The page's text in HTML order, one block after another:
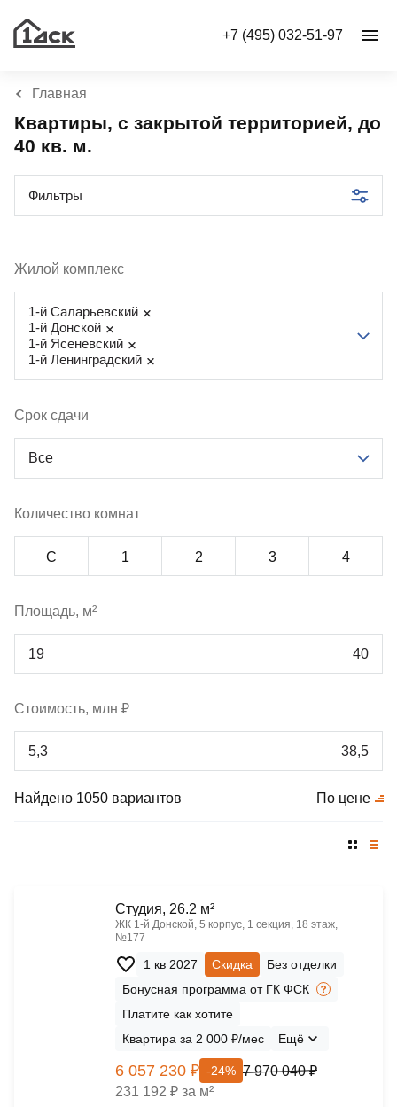
+7 (495) 032-51-97
Главная
Квартиры, с закрытой территорией, до
40 кв. м.
Фильтры
Жилой комплекс
1-й Саларьевский
1-й Донской
1-й Ясеневский
1-й Ленинградский
Срок сдачи
Все
Количество комнат
С 1 2 3 4
Площадь, м²
Стоимость, млн ₽
Найдено 1050 вариантов По цене
Cтудия, 26.2 м²
ЖК 1‑й Донской, 5 корпус, 1 секция, 18 этаж,
№177
1 кв 2027 Скидка
Без отделки
Бонусная программа от ГК ФСК
Платите как хотите
Квартира за 2 000 ₽/мес
Ещё
6 057 230 ₽ -24% 7 970 040 ₽
231 192 ₽ за м²